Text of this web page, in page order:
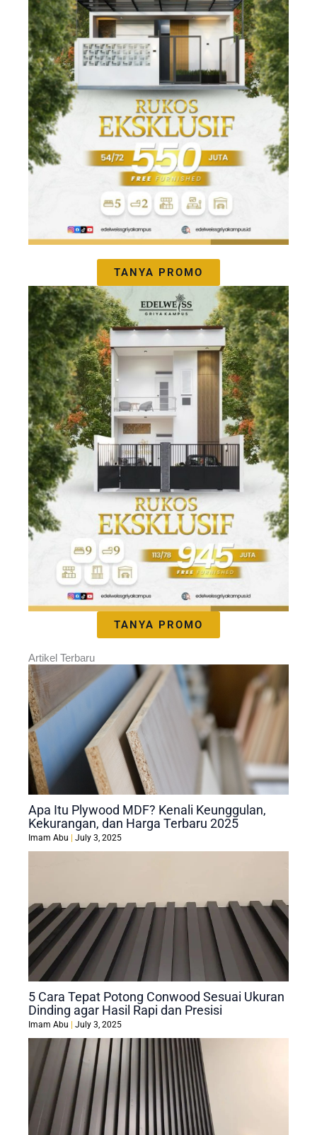
TANYA PROMO
TANYA PROMO
Artikel Terbaru
Apa Itu Plywood MDF? Kenali Keunggulan,
Kekurangan, dan Harga Terbaru 2025
Imam Abu July 3, 2025
5 Cara Tepat Potong Conwood Sesuai Ukuran
Dinding agar Hasil Rapi dan Presisi
Imam Abu July 3, 2025